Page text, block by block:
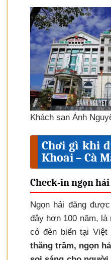
Khách sạn Ánh
Chơi gì khi
Khoai – Cà
Check-in ngọn
Ngọn hải đăng
đây hơn 100 năm, là
có đèn biển tại Việt
thăng trầm, ngọn